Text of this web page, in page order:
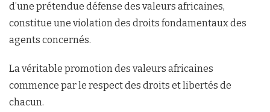
d’une prétendue défense des valeurs africaines,
constitue une violation des droits fondamentaux des
agents concernés.
La véritable promotion des valeurs africaines
commence par le respect des droits et libertés de
chacun.